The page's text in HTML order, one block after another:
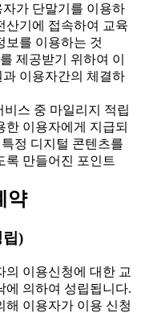
가 단말기를 이용하
산기에 접속하여 교육
보를 이용하는 것
제공받기 위하여 이
이용자간의 체결하
스 중 마일리지 적립
한 이용자에게 지급되
정 디지털 콘텐츠를
록 만들어진 포인트
약
립)
이용신청에 대한 교
에 의하여 성립됩니다.
이용자가 이용 신청